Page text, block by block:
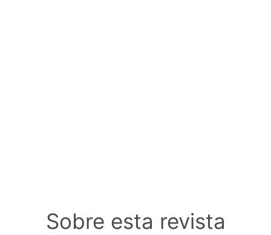
Sobre esta revista